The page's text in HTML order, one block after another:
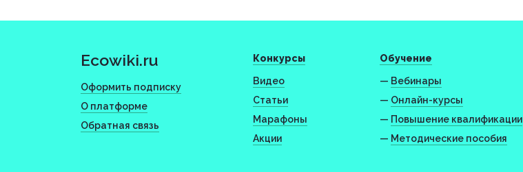
Ecowiki.ru
Оформить подписку
О платформе
Обратная связь
Конкурсы
Видео
Статьи
Марафоны
Акции
Обучение
— Вебинары
— Онлайн-курсы
— Повышение квалификации
— Методические пособия